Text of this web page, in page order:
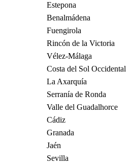
Estepona
Benalmádena
Fuengirola
Rincón de la Victoria
Vélez-Málaga
Costa del Sol Occidental
La Axarquía
Serranía de Ronda
Valle del Guadalhorce
Cádiz
Granada
Jaén
Sevilla